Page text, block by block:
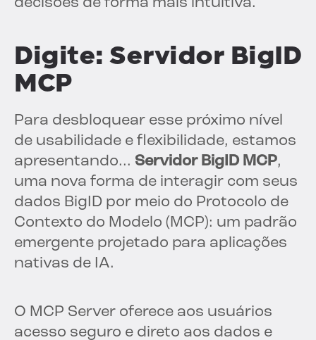
decisões de forma mais intuitiva.
Digite: Servidor BigID
MCP
Para desbloquear esse próximo nível
de usabilidade e flexibilidade, estamos
apresentando... Servidor BigID MCP,
uma nova forma de interagir com seus
dados BigID por meio do Protocolo de
Contexto do Modelo (MCP): um padrão
emergente projetado para aplicações
nativas de IA.
O MCP Server oferece aos usuários
acesso seguro e direto aos dados e